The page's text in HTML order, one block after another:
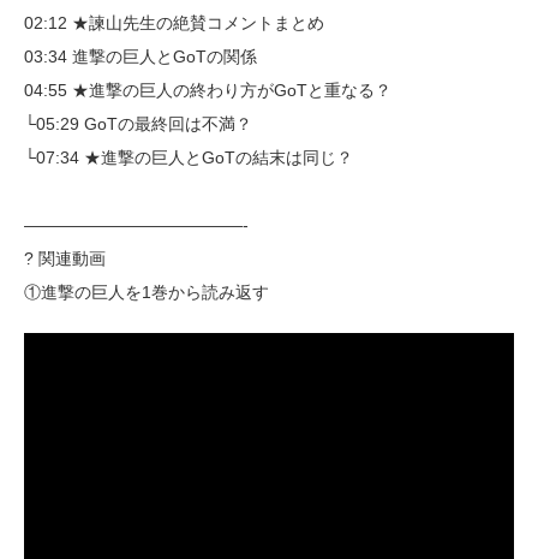
02:12 ★諫山先生の絶賛コメントまとめ
03:34 進撃の巨人とGoTの関係
04:55 ★進撃の巨人の終わり方がGoTと重なる？
└05:29 GoTの最終回は不満？
└07:34 ★進撃の巨人とGoTの結末は同じ？
—————————————-
? 関連動画
①進撃の巨人を1巻から読み返す